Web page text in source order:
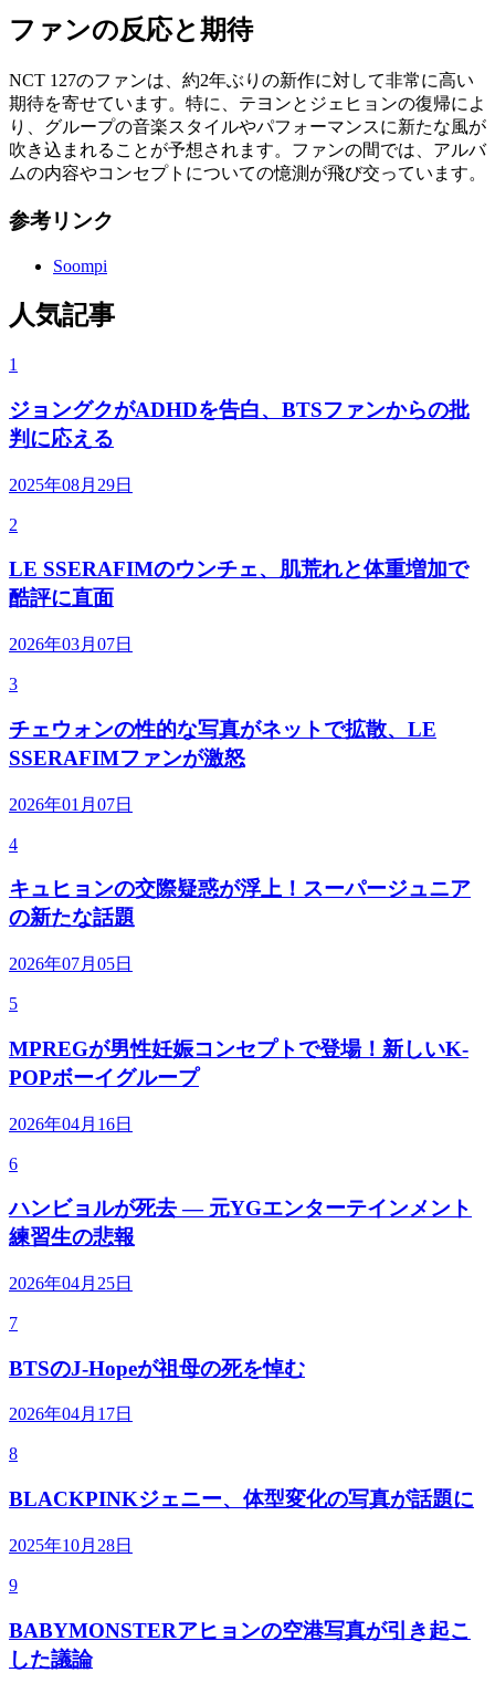
ファンの反応と期待
NCT 127のファンは、約2年ぶりの新作に対して非常に高い
期待を寄せています。特に、テヨンとジェヒョンの復帰によ
り、グループの音楽スタイルやパフォーマンスに新たな風が
吹き込まれることが予想されます。ファンの間では、アルバ
ムの内容やコンセプトについての憶測が飛び交っています。
参考リンク
Soompi
人気記事
1
ジョングクがADHDを告白、BTSファンからの批
判に応える
2025年08月29日
2
LE SSERAFIMのウンチェ、肌荒れと体重増加で
酷評に直面
2026年03月07日
3
チェウォンの性的な写真がネットで拡散、LE
SSERAFIMファンが激怒
2026年01月07日
4
キュヒョンの交際疑惑が浮上！スーパージュニア
の新たな話題
2026年07月05日
5
MPREGが男性妊娠コンセプトで登場！新しいK-
POPボーイグループ
2026年04月16日
6
ハンビョルが死去 — 元YGエンターテインメント
練習生の悲報
2026年04月25日
7
BTSのJ-Hopeが祖母の死を悼む
2026年04月17日
8
BLACKPINKジェニー、体型変化の写真が話題に
2025年10月28日
9
BABYMONSTERアヒョンの空港写真が引き起こ
した議論